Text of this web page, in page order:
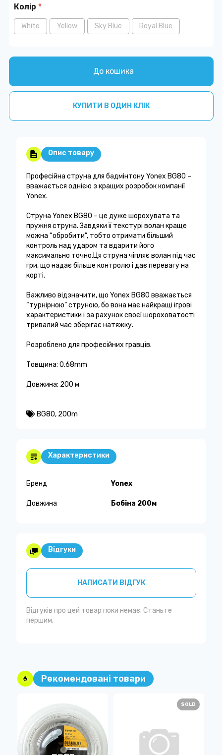
Колір *
White Yellow Sky Blue Royal Blue
До кошика
КУПИТИ В ОДИН КЛІК
Опис товару
Професійна струна для бадмінтону Yonex BG80 –
вважається однією з кращих розробок компанії
Yonex.
Струна Yonex BG80 – це дуже шорохувата та
пружня струна. Завдяки її текстурі волан краще
можна “обробити”, тобто отримати більший
контроль над ударом та вдарити його
максимально точно.Ця струна чіпляє волан під час
гри, що надає більше контролю і дає перевагу на
корті.
Важливо відзначити, що Yonex BG80 вважається
“турнірною” струною, бо вона має найкращі ігрові
характеристики і за рахунок своєї шороховатості
тривалий час зберігає натяжку.
Розроблено для професійних гравців.
Товщина: 0.68mm
Довжина: 200 м
BG80, 200m
Характеристики
Бренд Yonex
Довжина Бобіна 200м
Відгуки
НАПИСАТИ ВІДГУК
Відгуків про цей товар поки немає. Станьте
першим.
Рекомендовані товари
SOLD